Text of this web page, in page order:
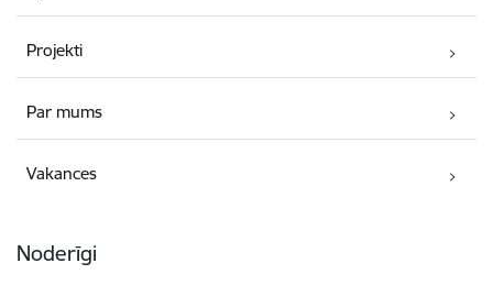
Projekti
Par mums
Vakances
Noderīgi